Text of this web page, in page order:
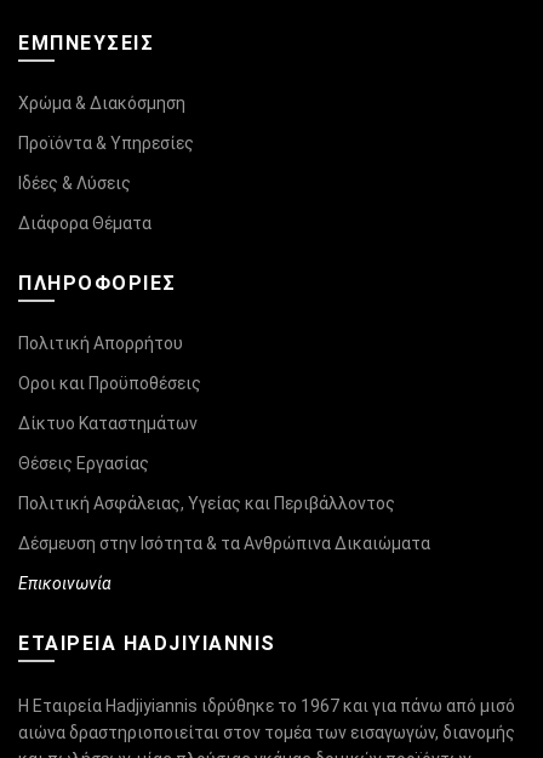
ΕΜΠΝΕΥΣΕΙΣ
Χρώμα & Διακόσμηση
Προϊόντα & Υπηρεσίες
Ιδέες & Λύσεις
Διάφορα Θέματα
ΠΛΗΡΟΦΟΡΊΕΣ
Πολιτική Απορρήτου
Οροι και Προϋποθέσεις
Δίκτυο Καταστημάτων
Θέσεις Εργασίας
Πολιτική Ασφάλειας, Υγείας και Περιβάλλοντος
Δέσμευση στην Ισότητα & τα Ανθρώπινα Δικαιώματα
Επικοινωνία
ΕΤΑΙΡΕΙΑ HADJIYIANNIS
Η Εταιρεία Hadjiyiannis ιδρύθηκε το 1967 και για πάνω από μισό
αιώνα δραστηριοποιείται στον τομέα των εισαγωγών, διανομής